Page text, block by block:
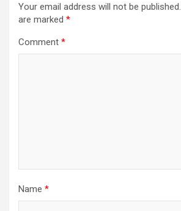
Your email address will not be published.
are marked *
Comment *
Name *